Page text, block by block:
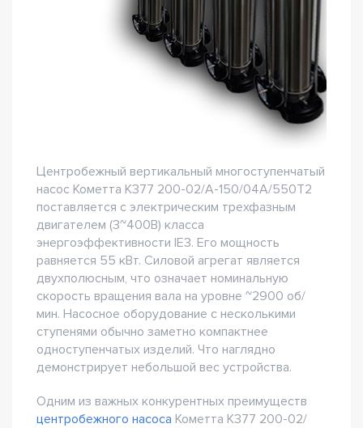
Центробежный вертикальный многоступенчатый
насос Кометта К377 200-02/А-150/04А/550Т2
поставляется с электрическим трехфазным
двигателем (3~400В) класса
энергоэффективности IE3. Его мощность
равняется 55 кВт. Силовой агрегат является
двухполюсным, что означает номинальную
скорость вращения вала на уровне ~2900 об/
мин. Насосное оборудование с несколькими
ступенями обычно заметно компактнее
одноступенчатых изделий. Что наглядно
демонстрирует небольшой вес устройства.
Одним из важных конкурентных преимуществ
центробежного насоса Кометта К377 200-02/